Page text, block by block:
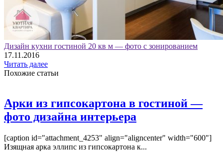
Дизайн кухни гостиной 20 кв м — фото с зонированием
17.11.2016
Читать далее
Похожие статьи
Арки из гипсокартона в гостиной —
фото дизайна интерьера
[caption id="attachment_4253" align="aligncenter" width="600"]
Изящная арка эллипс из гипсокартона к...